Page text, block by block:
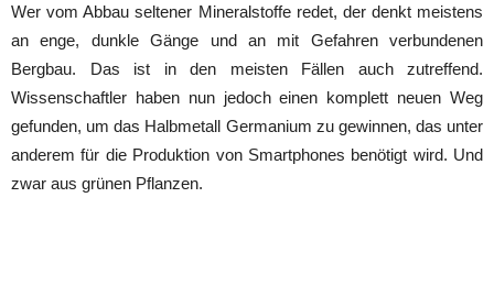
Wer vom Abbau seltener Mineralstoffe redet, der denkt meistens
an enge, dunkle Gänge und an mit Gefahren verbundenen
Bergbau. Das ist in den meisten Fällen auch zutreffend.
Wissenschaftler haben nun jedoch einen komplett neuen Weg
gefunden, um das Halbmetall Germanium zu gewinnen, das unter
anderem für die Produktion von Smartphones benötigt wird. Und
zwar aus grünen Pflanzen.